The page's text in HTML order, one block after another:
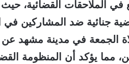
في الملاحقات القضائية،
في مدينة ساري عن تحريك 700 قضية جنائية ضد
الجمعة في مدينة مشهد
مما يؤكد أن المنظومة